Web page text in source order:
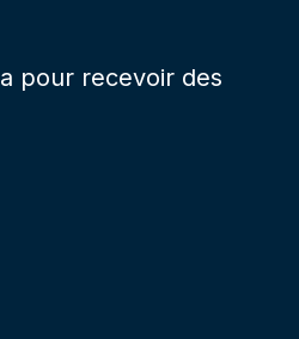
pour recevoir des